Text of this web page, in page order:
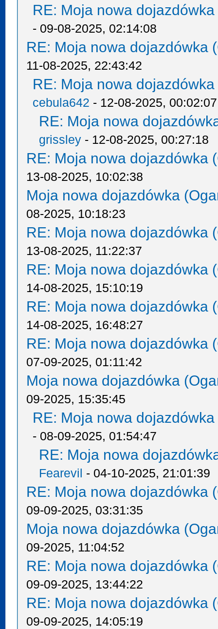
RE: Moja nowa
- 09-08-2025, 02:14:08
RE: Moja nowa dojazdówka
11-08-2025, 22:43:42
RE: Moja nowa
cebula642 - 12-08-2025, 00:02:07
RE: Moja nowa
grissley - 12-08-2025, 00:27:18
RE: Moja nowa dojazdówka
13-08-2025, 10:02:38
Moja nowa dojazdówka
08-2025, 10:18:23
RE: Moja nowa dojazdówka
13-08-2025, 11:22:37
RE: Moja nowa dojazdówka
14-08-2025, 15:10:19
RE: Moja nowa dojazdówka
14-08-2025, 16:48:27
RE: Moja nowa dojazdówka
07-09-2025, 01:11:42
Moja nowa dojazdówka
09-2025, 15:35:45
RE: Moja nowa
- 08-09-2025, 01:54:47
RE: Moja nowa
Fearevil - 04-10-2025, 21:01:39
RE: Moja nowa dojazdówka
09-09-2025, 03:31:35
Moja nowa dojazdówka
09-2025, 11:04:52
RE: Moja nowa dojazdówka
09-09-2025, 13:44:22
RE: Moja nowa dojazdówka
09-09-2025, 14:05:19